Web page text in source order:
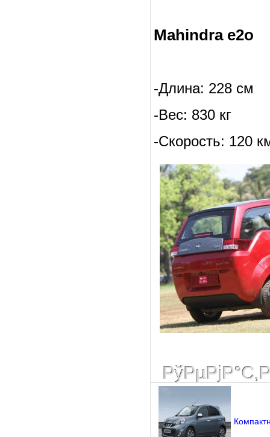
Mahindra e2o
-Длина: 228 см
-Вес: 830 кг
-Скорость: 120